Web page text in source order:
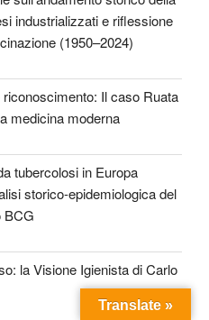
industrializzati e riflessione
(1950–2024)
Il caso Ruata
medicina moderna
tubercolosi in Europa
storico-epidemiologica del
BCG
la Visione Igienista di Carlo
Translate »